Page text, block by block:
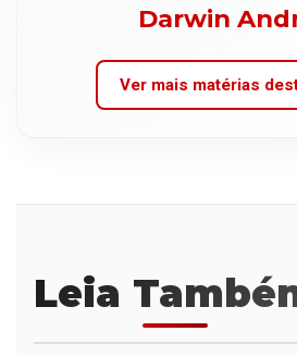
Darwin
Ver mais matérias
Leia